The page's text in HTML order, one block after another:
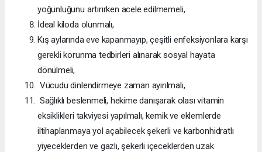
yoğunluğunu artırırken acele edilmemeli,
İdeal kiloda olunmalı,
Kış aylarında eve kapanmayıp, çeşitli enfeksiyonlara karşı
gerekli korunma tedbirleri alınarak sosyal hayata
dönülmeli,
Vücudu dinlendirmeye zaman ayırılmalı,
Sağlıklı beslenmeli, hekime danışarak olası vitamin
eksiklikleri takviyesi yapılmalı, kemik ve eklemlerde
iltihaplanmaya yol açabilecek şekerli ve karbonhidratlı
yiyeceklerden ve gazlı, şekerli içeceklerden uzak